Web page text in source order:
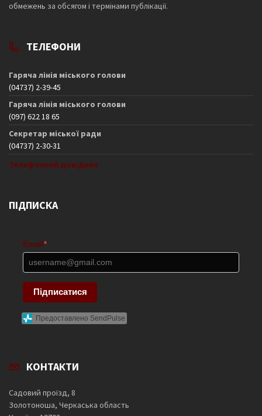
обмежень за обсягом і термінами публікації.
ТЕЛЕФОНИ
Гаряча лінія міського голови
(04737) 2-39-45
Гаряча лінія міського голови
(097) 622 18 65
Секретар міської ради
(04737) 2-30-31
Телефонний довідник
ПІДПИСКА
Email *
Підписатися
Предоставлено SendPulse
КОНТАКТИ
Садовий проїзд, 8
Золотоноша, Черкаська область